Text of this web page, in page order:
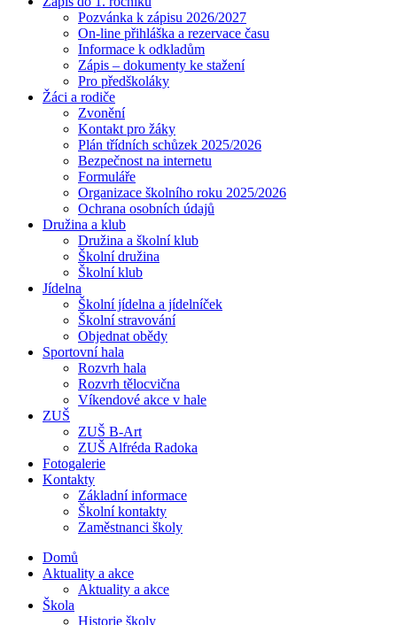
Pozvánka k zápisu 2026/2027
On-line přihláška a rezervace času
Informace k odkladům
Zápis – dokumenty ke stažení
Pro předškoláky
Žáci a rodiče
Zvonění
Kontakt pro žáky
Plán třídních schůzek 2025/2026
Bezpečnost na internetu
Formuláře
Organizace školního roku 2025/2026
Ochrana osobních údajů
Družina a klub
Družina a školní klub
Školní družina
Školní klub
Jídelna
Školní jídelna a jídelníček
Školní stravování
Objednat obědy
Sportovní hala
Rozvrh hala
Rozvrh tělocvična
Víkendové akce v hale
ZUŠ
ZUŠ B-Art
ZUŠ Alfréda Radoka
Fotogalerie
Kontakty
Základní informace
Školní kontakty
Zaměstnanci školy
Domů
Aktuality a akce
Aktuality a akce
Škola
Historie školy